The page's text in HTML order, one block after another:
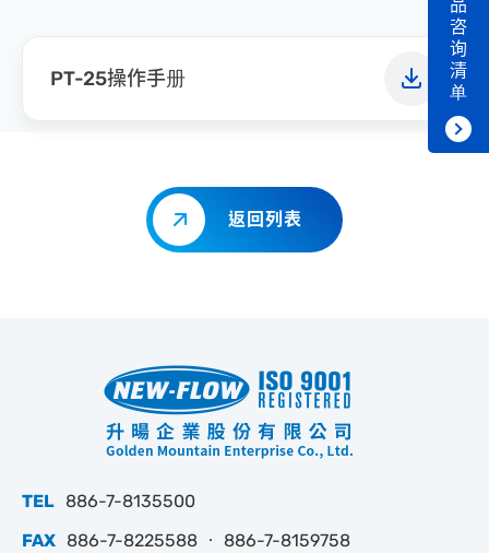
PT-25操作手册
返回列表
品
咨
询
清
单
TEL 886-7-8135500
FAX 886-7-8225588 ‧ 886-7-8159758